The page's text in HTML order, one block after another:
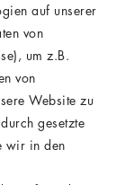
auf unserer
von
um z.B.
von
Website zu
gesetzte
wir in den